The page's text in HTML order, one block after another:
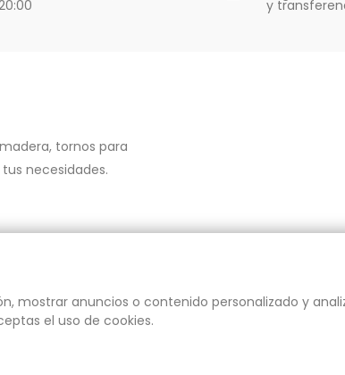
y
tornos para
necesidades.
mostrar anuncios o contenido personalizado y
el uso de cookies.